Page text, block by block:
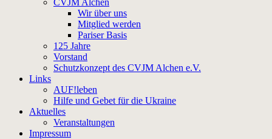
Wir über uns
Mitglied werden
Pariser Basis
125 Jahre
Vorstand
Schutzkonzept des CVJM Alchen e.V.
Links
AUF!leben
Hilfe und Gebet für die Ukraine
Aktuelles
Veranstaltungen
Impressum